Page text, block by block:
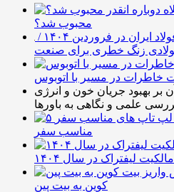
محبوب شد؟
افزایش ۴.۶ درصدی تولید فولاد ایران در فروردین ۱۴۰۴ /
زنگ خطری برای صنعت
خاطرات در مسیر با اتوبوس
بر بهبود جریان خون و انرژی
علمی و نگاهی به باورها
مناسب سفر
لیفتراک در سال ۱۴۰۴
کوین به بیت پین